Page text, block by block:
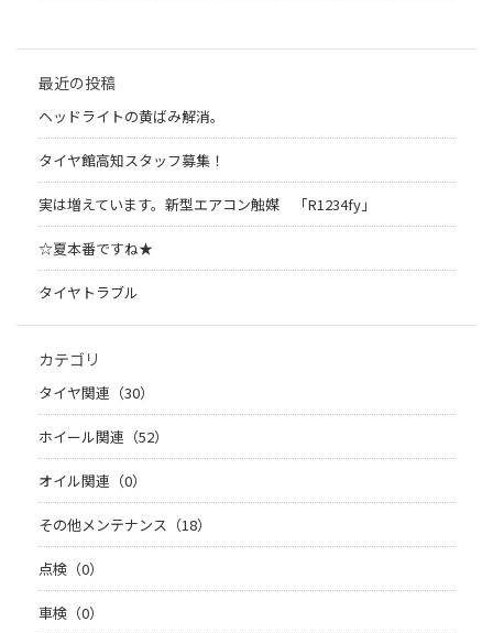
最近の投稿
ヘッドライトの黄ばみ解消。
タイヤ館高知スタッフ募集！
実は増えています。新型エアコン触媒 「R1234fy」
☆夏本番ですね★
タイヤトラブル
カテゴリ
タイヤ関連（30）
ホイール関連（52）
オイル関連（0）
その他メンテナンス（18）
点検（0）
車検（0）